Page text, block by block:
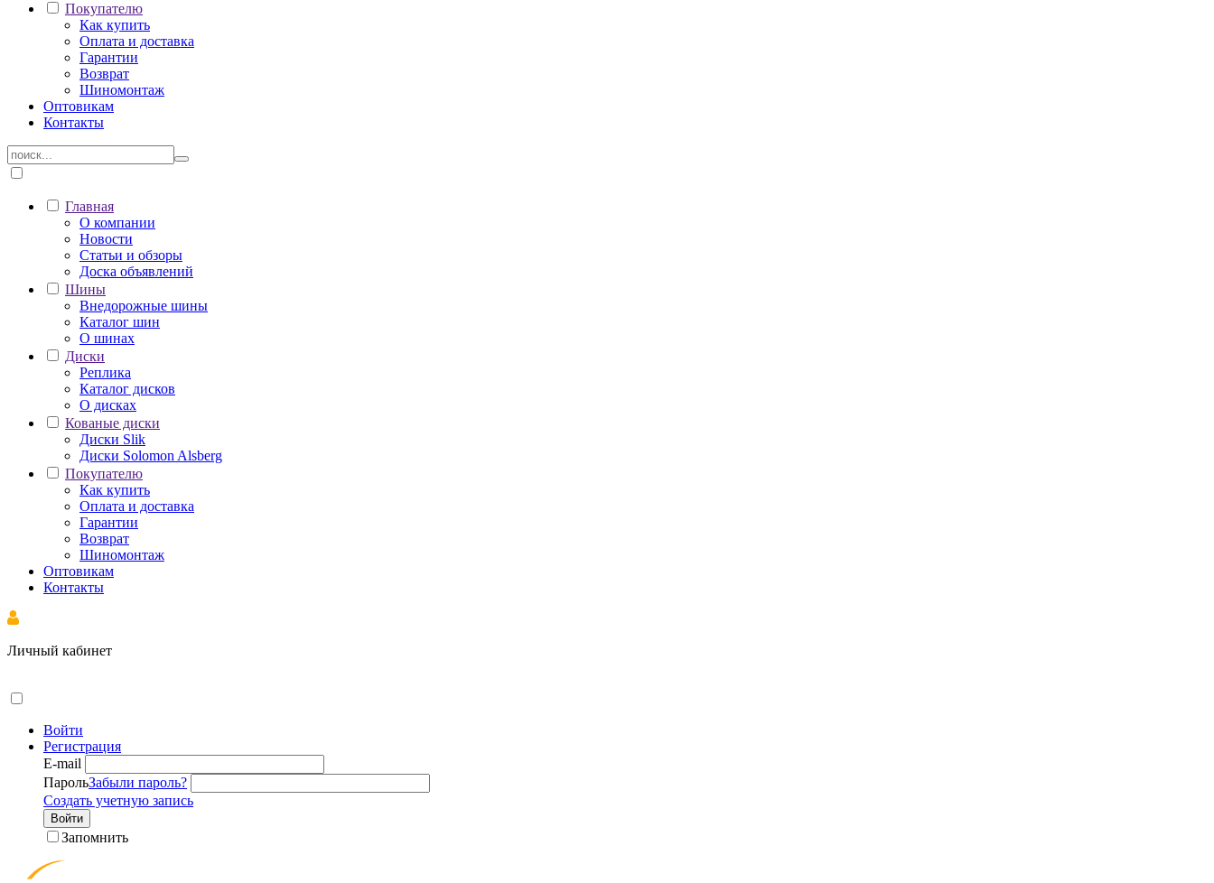
Покупателю
Как купить
Оплата и доставка
Гарантии
Возврат
Шиномонтаж
Оптовикам
Контакты
Главная
О компании
Новости
Статьи и обзоры
Доска объявлений
Шины
Внедорожные шины
Каталог шин
О шинах
Диски
Реплика
Каталог дисков
О дисках
Кованые диски
Диски Slik
Диски Solomon Alsberg
Покупателю
Как купить
Оплата и доставка
Гарантии
Возврат
Шиномонтаж
Оптовикам
Контакты
Личный кабинет
Войти
Регистрация
E-mail
ПарольЗабыли пароль?
Создать учетную запись
Войти
Запомнить